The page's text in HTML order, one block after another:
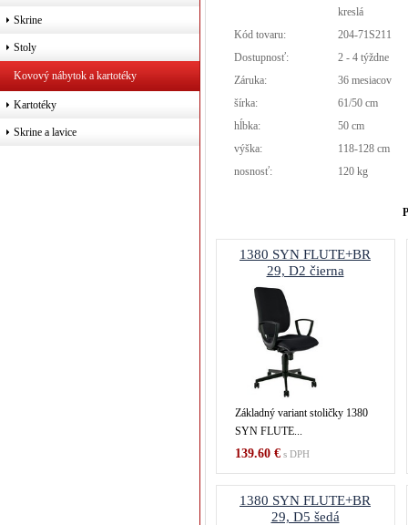
Skrine
Stoly
Kovový nábytok a kartotéky
Kartotéky
Skrine a lavice
kreslá
Kód tovaru:
204-71S211
Dostupnosť:
2 - 4 týždne
Záruka:
36 mesiacov
šírka:
61/50 cm
hĺbka:
50 cm
výška:
118-128 cm
nosnosť:
120 kg
1380 SYN FLUTE+BR
29, D2 čierna
Základný variant stoličky 1380
SYN FLUTE...
139.60 €s DPH
1380 SYN FLUTE+BR
29, D5 šedá